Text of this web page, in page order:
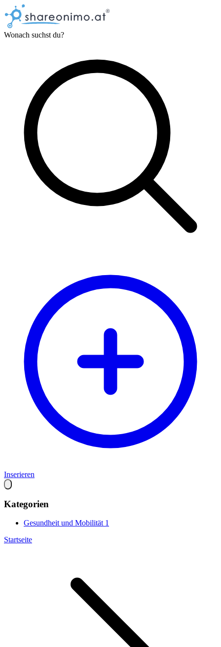
Wonach suchst du?
Inserieren
Kategorien
Gesundheit und Mobilität 1
Startseite